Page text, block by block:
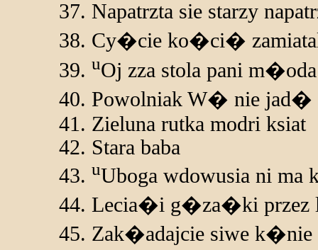
Napatrzta sie starzy
Cy�cie ko�ci�
uOj zza stola pani m�oda
Powolniak W� nie jad�
Zieluna rutka modri ksiat
Stara baba
uUboga wdowusia ni ma
Lecia�i g�za�ki przez
Zak�adajcie siwe k�nie